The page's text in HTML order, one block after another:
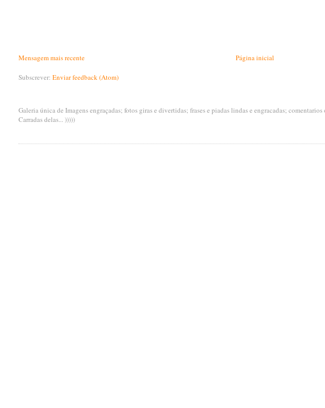
Mensagem mais recente Página inicial
Subscrever:Enviar feedback (Atom)
Galeria única de Imagens engraçadas; fotos giras e divertidas; frases e piadas lindas e engracadas;
Carradas delas... )))))